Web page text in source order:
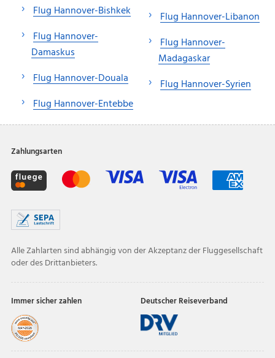
Flug Hannover-Bishkek
Flug Hannover-
Damaskus
Flug Hannover-Douala
Flug Hannover-Entebbe
Flug Hannover-Libanon
Flug Hannover-
Madagaskar
Flug Hannover-Syrien